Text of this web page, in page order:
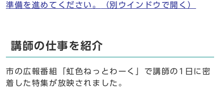
準備を進めてください。
（別ウインドウで開く）
講師の仕事を紹介
市の広報番組「虹色ねっとわーく」で講師の1日に密
着した特集が放映されました。